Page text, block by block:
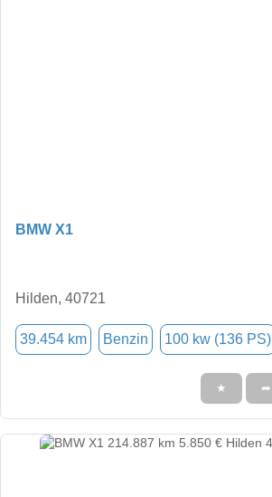
BMW X1
Hilden, 40721
39.454 km Benzin 100 kw (136 PS)
★ ➦